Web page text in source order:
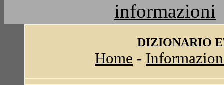
informazioni
DIZIONARIO
Home -